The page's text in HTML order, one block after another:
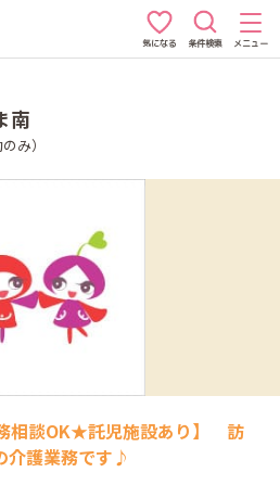
気になる 条件検索 メニュー
南
み）
相談OK★託児施設あり】 訪
介護業務です♪